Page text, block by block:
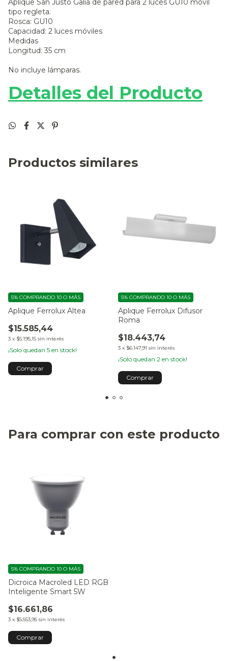
Aplique San Justo Galia de pared para 2 luces GU10 móvil
tipo regleta.
Rosca: GU10
Capacidad: 2 luces móviles
Medidas
Longitud: 35 cm
No incluye lámparas.
Detalles del Producto
Productos similares
Aplique Ferrolux Altea
$15.585,44
3 x $5.195,15 sin interés
5% COMPRANDO 10 O MÁS
¡Solo quedan 5 en stock!
Aplique Ferrolux Difusor
Roma
$18.443,74
3 x $6.147,91 sin interés
5% COMPRANDO 10 O MÁS
¡Solo quedan 2 en stock!
Para comprar con este producto
Dicroica Macroled LED RGB
Inteligente Smart 5W
$16.661,86
3 x $5.553,95 sin interés
5% COMPRANDO 10 O MÁS